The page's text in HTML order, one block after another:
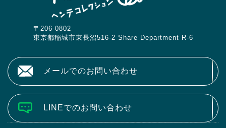
〒206-0802
東京都稲城市東長沼516-2 Share Department R-6
メールでのお問い合わせ
LINEでのお問い合わせ